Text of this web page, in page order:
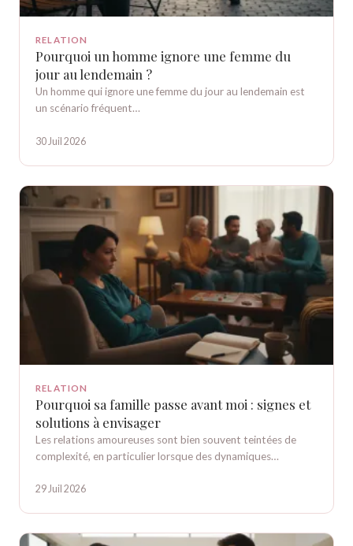
RELATION
Pourquoi un homme ignore une femme du
jour au lendemain ?
Un homme qui ignore une femme du jour au lendemain est
un scénario fréquent…
30 Juil 2026
RELATION
Pourquoi sa famille passe avant moi : signes et
solutions à envisager
Les relations amoureuses sont bien souvent teintées de
complexité, en particulier lorsque des dynamiques…
29 Juil 2026